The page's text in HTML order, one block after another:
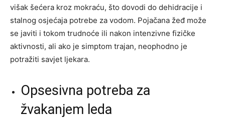
višak šećera kroz mokraću, što dovodi do dehidracije i
stalnog osjećaja potrebe za vodom. Pojačana žeđ može
se javiti i tokom trudnoće ili nakon intenzivne fizičke
aktivnosti, ali ako je simptom trajan, neophodno je
potražiti savjet ljekara.
Opsesivna potreba za
žvakanjem leda